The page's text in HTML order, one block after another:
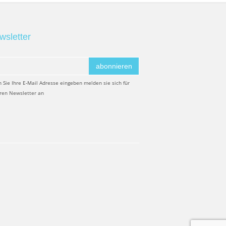
abonnieren
Sie Ihre E-Mail Adresse eingeben melden sie sich für
Newsletter an